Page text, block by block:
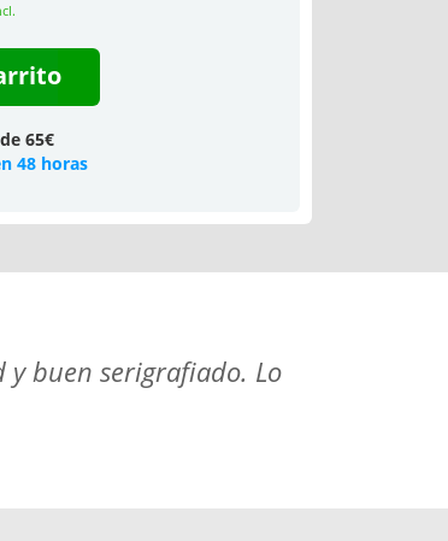
65€
48 horas
y buen serigrafiado. Lo